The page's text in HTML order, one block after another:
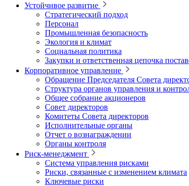
Устойчивое развитие
Стратегический подход
Персонал
Промышленная безопасность
Экология и климат
Социальная политика
Закупки и ответственная цепочка
Корпоративное управление
Обращение Председателя Совета
Структура органов управления и
Общее собрание акционеров
Совет директоров
Комитеты Совета директоров
Исполнительные органы
Отчет о вознаграждении
Органы контроля
Риск-менеджмент
Система управления рисками
Риски, связанные с изменением климата
Ключевые риски